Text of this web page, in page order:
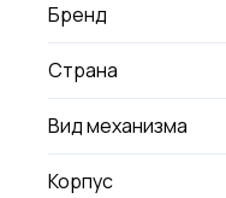
Бренд
Страна
Вид механизма
Корпус